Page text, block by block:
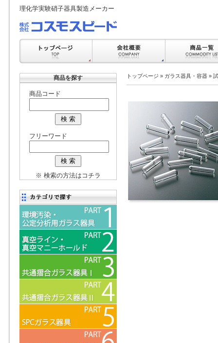
理化学実験硝子器具製造メーカー
商品を探す
商品コード
フリーワード
※ 検索の方法はコチラ
トップページ » ガラス器具・容器 »